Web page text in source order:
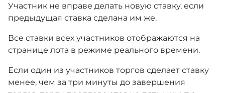
Участник не вправе делать новую ставку, если
предыдущая ставка сделана им же.
Все ставки всех участников отображаются на
странице лота в режиме реального времени.
Если один из участников торгов сделает ставку
менее, чем за три минуты до завершения